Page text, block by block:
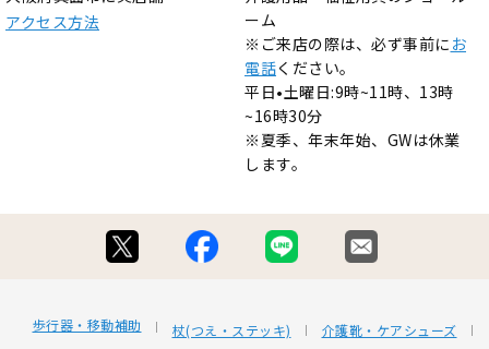
アクセス方法
ーム
※ご来店の際は、必ず事前に お
電話ください。
平日•土曜日:9時~11時、13時
~16時30分
※夏季、年末年始、GWは休業
します。
歩行器・移動補助 杖(つえ・ステッキ)
介護靴・ケアシューズ